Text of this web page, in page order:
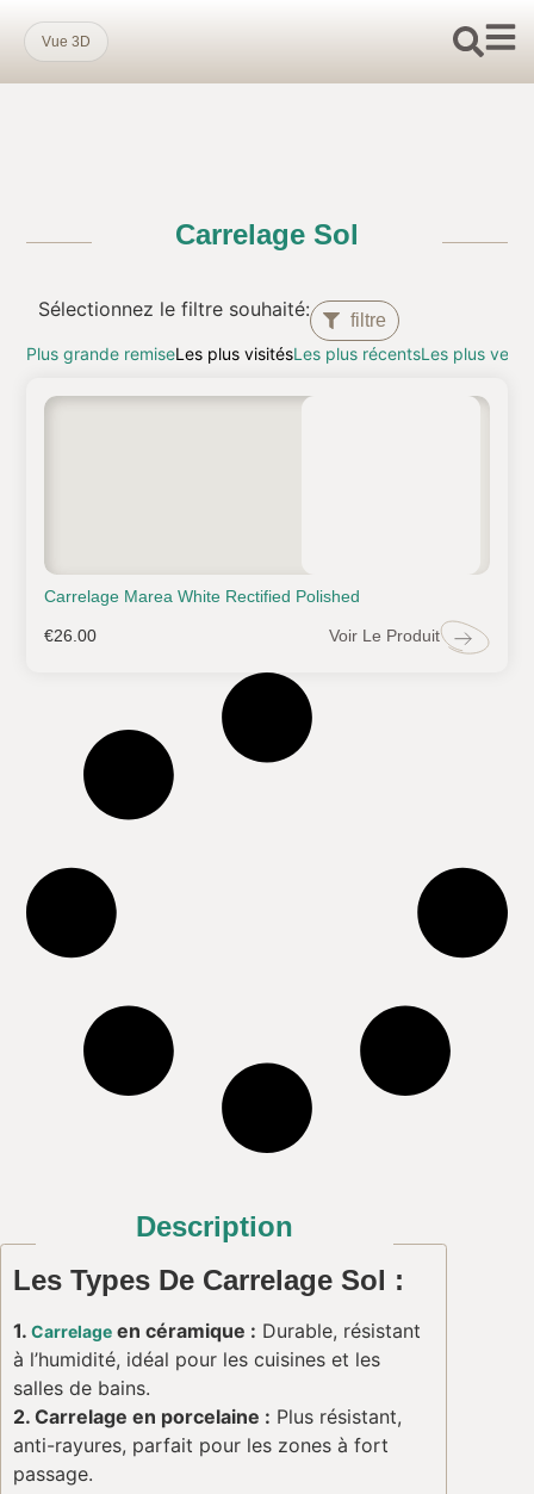
Vue 3D
Carrelage Sol
Sélectionnez le filtre souhaité:
filtre
Plus grande remiseLes plus visitésLes plus récentsLes plus
Carrelage Marea White Rectified Polished
€26.00 Voir Le Produit
Description
Les Types De Carrelage Sol :
1. Carrelage en céramique : Durable, résistant
à l’humidité, idéal pour les cuisines et les
salles de bains.
2. Carrelage en porcelaine : Plus résistant,
anti-rayures, parfait pour les zones à fort
passage.